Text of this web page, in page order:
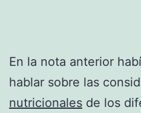
En la nota anterior
hablar sobre las
nutricionales de los